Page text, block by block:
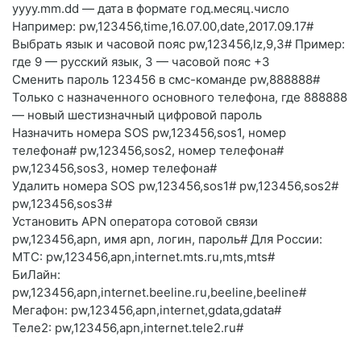
yyyy.mm.dd — дата в формате год.месяц.число
Например: pw,123456,time,16.07.00,date,2017.09.17#
Выбрать язык и часовой пояс pw,123456,lz,9,3# Пример:
где 9 — русский язык, 3 — часовой пояс +3
Сменить пароль 123456 в смс-команде pw,888888#
Только с назначенного основного телефона, где 888888
— новый шестизначный цифровой пароль
Назначить номера SOS pw,123456,sos1, номер
телефона# pw,123456,sos2, номер телефона#
pw,123456,sos3, номер телефона#
Удалить номера SOS pw,123456,sos1# pw,123456,sos2#
pw,123456,sos3#
Установить APN оператора сотовой связи
pw,123456,apn, имя apn, логин, пароль# Для России:
МТС: pw,123456,apn,internet.mts.ru,mts,mts#
БиЛайн:
pw,123456,apn,internet.beeline.ru,beeline,beeline#
Мегафон: pw,123456,apn,internet,gdata,gdata#
Теле2: pw,123456,apn,internet.tele2.ru#